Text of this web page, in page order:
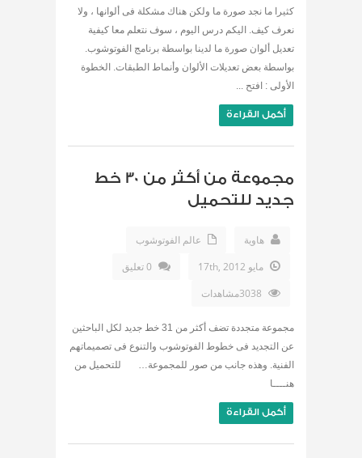
كثيرا ما نجد صورة ما ولكن هناك مشكلة فى ألوانها ، ولا
نعرف كيف. اليكم درس اليوم ، سوف نتعلم معا كيفية
تعديل ألوان صورة ما لدينا بواسطة برنامج الفوتوشوب.
بواسطة بعض تعديلات الألوان وأنماط الطبقات. الخطوة
الأولى : افتح ...
أكمل القراءة
مجموعة من أكثر من 30 خط
جديد للتحميل
هاوية
عالم الفوتوشوب
مايو 17th, 2012
0 تعليق
مجموعة متجددة تضف أكثر من 31 خط جديد لكل الباحثين
عن التجديد فى خطوط الفوتوشوب والتنوع فى تصميماتهم
الفنية. وهذه جانب من صور للمجموعة… للتحميل من
هنــــا
أكمل القراءة